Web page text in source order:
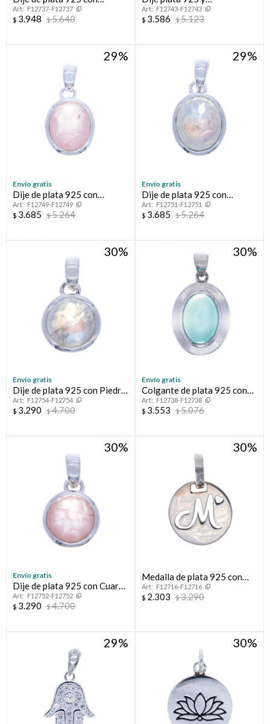
PIEDRA DE LA LUNA
F12737-F12737
$ 3.948 $5.640
LABRADORITA
F12743-F12743
$ 3.586 $5.123
29
Envío gratis
Dije de plata 925 con
CUARZO ROSA
F12749-F12749
$ 3.685 $5.264
29
Envío gratis
Dije de plata 925 con
PIEDRA DE LA LUNA
F12751-F12751
$ 3.685 $5.264
30
Envío gratis
Dije de plata 925 con Piedra
de la Luna
F12754-F12754
$ 3.290 $4.700
30
Envío gratis
Colgante de plata 925 con
calcedonia.
F12738-F12738
$ 3.553 $5.076
30
Envío gratis
Dije de plata 925 con Cuarzo
rosa.F12752-F12752
$ 3.290 $4.700
30
Medalla de plata 925 con
letra.F12716-F12716
$ 2.303 $3.290
29 30